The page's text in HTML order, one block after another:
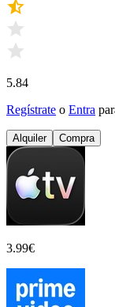
5.84
Regístrate o Entra
Alquiler Compra
3.99€